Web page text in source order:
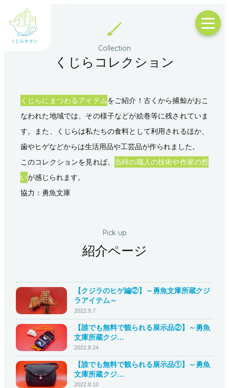
くじらコレクション
くじらにまつわるアイテムをご紹介！ 古くから捕鯨がおこ
なわれた地域では、その様子などが絵巻等に残されていま
す。
また、くじらは私たちの食料として利用されるほか、
歯やヒゲなどからは生活用品や工芸品が作られました。
このコレクションを見れば、 当時の職人の技術や作家の想
いが感じられます。
協力：勇魚文庫
紹介ページ
【クジラのヒゲ編②】～勇魚文庫所蔵クジ
ラアイテム～
2022.9.7
【誰でも無料で観られる展示品②】～勇魚
文庫所蔵クジ…
2022.8.24
【誰でも無料で観られる展示品①】～勇魚
文庫所蔵クジ…
2022.8.10